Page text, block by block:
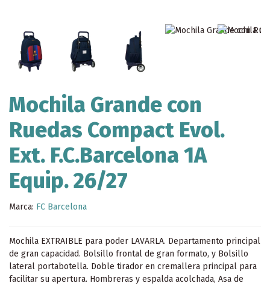
Mochila Grande con
Ruedas Compact Evol.
Ext. F.C.Barcelona 1A
Equip. 26/27
Marca: FC Barcelona
Mochila EXTRAIBLE para poder LAVARLA. Departamento principal
de gran capacidad. Bolsillo frontal de gran formato, y Bolsillo
lateral portabotella. Doble tirador en cremallera principal para
facilitar su apertura. Hombreras y espalda acolchada, Asa de